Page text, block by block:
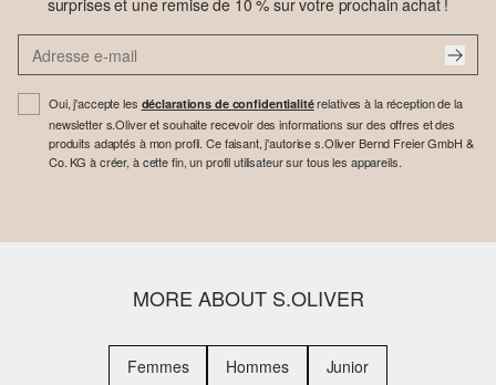
surprises et une remise de 10 % sur votre prochain achat !
Oui, j'accepte les déclarations de confidentialitérelatives à la réception de la
newsletter s.Oliver et souhaite recevoir des informations sur des offres et des
produits adaptés à mon profil. Ce faisant, j'autorise s.Oliver Bernd Freier GmbH &
Co. KG à créer, à cette fin, un profil utilisateur sur tous les appareils.
MORE ABOUT S.OLIVER
Femmes Hommes Junior